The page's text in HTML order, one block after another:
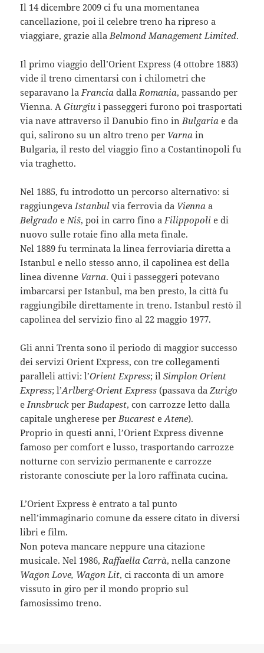
Il 14 dicembre 2009 ci fu una momentanea
cancellazione, poi il celebre treno ha ripreso a
viaggiare, grazie alla Belmond Management Limited.
Il primo viaggio dell’Orient Express (4 ottobre 1883)
vide il treno cimentarsi con i chilometri che
separavano la Franciadalla Romania, passando per
Vienna. AGiurgiui passeggeri furono poi trasportati
via nave attraverso il Danubio fino in Bulgariae da
qui, salirono su un altro treno per Varnain
Bulgaria, il resto del viaggio fino a Costantinopoli fu
via traghetto.
Nel 1885, fu introdotto un percorso alternativo: si
raggiungeva Istanbul via ferrovia da Viennaa
Belgradoe Niš, poi in carro fino a Filippopolie di
nuovo sulle rotaie fino alla meta finale.
Nel 1889 fu terminata la linea ferroviaria diretta a
Istanbul e nello stesso anno, il capolinea est della
linea divenne Varna. Qui i passeggeri potevano
imbarcarsi per Istanbul, ma ben presto, la città fu
raggiungibile direttamente in treno. Istanbul restò il
capolinea del servizio fino al 22 maggio 1977.
Gli anni Trenta sono il periodo di maggior successo
dei servizi Orient Express, con tre collegamenti
paralleli attivi: l’Orient Express; ilSimplon Orient
Express; l’Arlberg-Orient Express (passava daZurigo
e Innsbruckper Budapest, con carrozze letto dalla
capitale ungherese per BucaresteAtene).
Proprio in questi anni, l’Orient Express divenne
famoso per comfort e lusso, trasportando carrozze
notturne con servizio permanente e carrozze
ristorante conosciute per la loro raffinata cucina.
L’Orient Express è entrato a tal punto
nell’immaginario comune da essere citato in diversi
libri e film.
Non poteva mancare neppure una citazione
musicale. Nel 1986, Raffaella Carrà, nella canzone
Wagon Love, Wagon Lit, ci racconta di un amore
vissuto in giro per il mondo proprio sul
famosissimo treno.